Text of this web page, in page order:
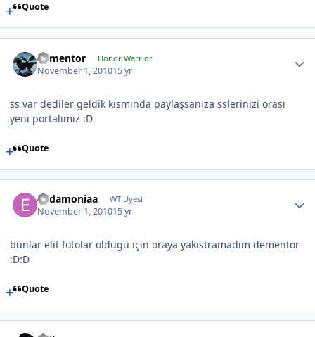
Quote
dementor Honor Warrior
November 1, 201015 yr
ss var dediler geldik kısmında paylaşsanıza sslerinizi orası
yeni portalımız :D
Quote
Eudamoniaa WT Uyesi
November 1, 201015 yr
bunlar elit fotolar oldugu için oraya yakıstramadım dementor
:D:D
Quote